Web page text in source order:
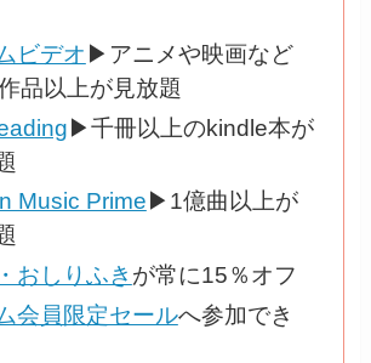
ビデオ ▶アニメや映画など
品以上が見放題
▶千冊以上のkindle本が
Music Prime ▶1億曲以上が
おしりふき が常に15％オフ
会員限定セールへ参加でき